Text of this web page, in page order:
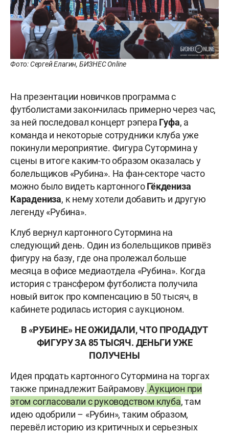
Фото: Сергей Елагин, БИЗНЕС Online
На презентации новичков программа с
футболистами закончилась примерно через час,
за ней последовал концерт рэпера Гуфа, а
команда и некоторые сотрудники клуба уже
покинули мероприятие. Фигура Сутормина у
сцены в итоге каким-то образом оказалась у
болельщиков «Рубина». На фан-секторе часто
можно было видеть картонногоГёкдениза
Карадениза, к нему хотели добавить и другую
легенду «Рубина».
Клуб вернул картонного Сутормина на
следующий день. Один из болельщиков привёз
фигуру на базу, где она пролежал больше
месяца в офисе медиаотдела «Рубина». Когда
история с трансфером футболиста получила
новый виток про компенсацию в 50 тысяч, в
кабинете родилась история с аукционом.
В «РУБИНЕ» НЕ ОЖИДАЛИ, ЧТО ПРОДАДУТ
ФИГУРУ ЗА 85 ТЫСЯЧ. ДЕНЬГИ УЖЕ
ПОЛУЧЕНЫ
Идея продать картонного Сутормина на торгах
также принадлежит Байрамову.Аукцион при
этом согласовали с руководством клуба, там
идею одобрили – «Рубин», таким образом,
перевёл историю из критичных и серьезных